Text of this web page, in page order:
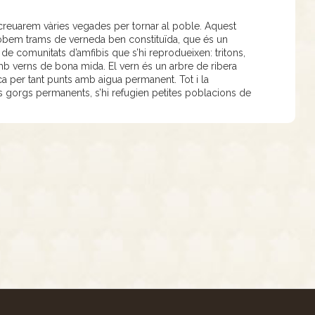
vàries vegades per tornar al poble. Aquest
trams de verneda ben constituïda, que és un
comunitats d’amfibis que s’hi reprodueixen: tritons,
verns de bona mida. El vern és un arbre de ribera
per tant punts amb aigua permanent. Tot i la
permanents, s’hi refugien petites poblacions de